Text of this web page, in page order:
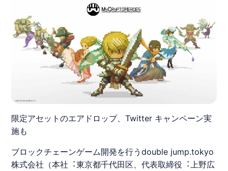
限定アセットのエアドロップ、Twitter キャンペーン実
施も
ブロックチェーンゲーム開発を⾏うdouble jump.tokyo
株式会社（本社︓東京都千代⽥区、代表取締役︓上野広